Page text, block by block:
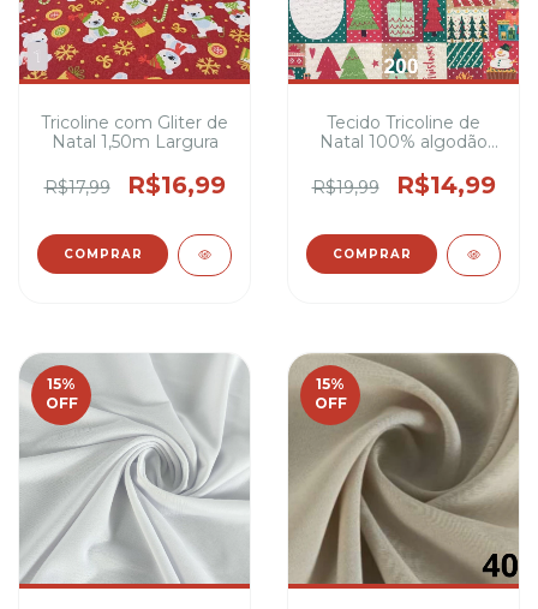
Tricoline com Gliter de
Natal 1,50m Largura
R$17,99 R$16,99
COMPRAR
Tecido Tricoline de
Natal 100% algodão
para decorações
natalinas
R$19,99 R$14,99
COMPRAR
15%
OFF
15%
OFF